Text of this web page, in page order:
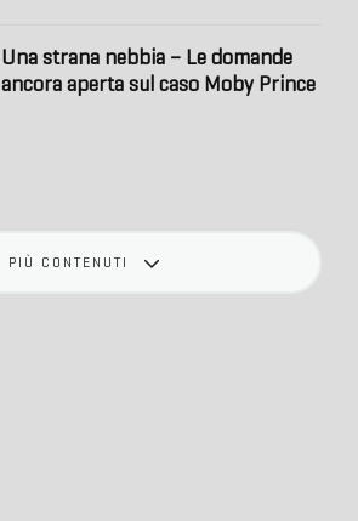
Una strana nebbia – Le domande
ancora aperta sul caso Moby Prince
PIÙ CONTENUTI